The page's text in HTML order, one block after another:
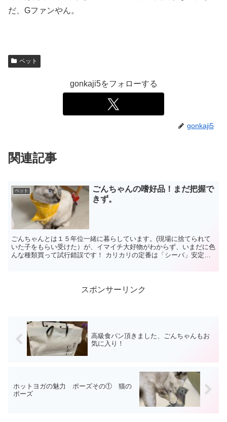
だ、Gファンやん。
ペット
gonkaji5をフォローする
gonkaji5
関連記事
ペット
ごんちゃんの嗜好品！まだ把握で
きず。
ごんちゃんとは１５年位一緒に暮らしています。(現場に捨てられて
いた子をもらい受けた）が、イマイチ大好物がわからず、いまだに色
んな種類買って試行錯誤です！ カリカリの定番は「シーバ」安定の
スポンサーリンク
高級食パン頂きました、ごんちゃんもお
気に入り！
ホットヨガの魅力 ポーズその① 猫の
ポーズ